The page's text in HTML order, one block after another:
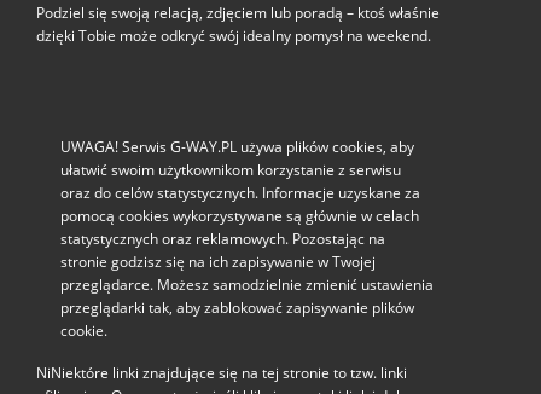
Podziel się swoją relacją, zdjęciem lub poradą – ktoś właśnie
dzięki Tobie może odkryć swój idealny pomysł na weekend.
UWAGA! Serwis G-WAY.PL używa plików cookies, aby
ułatwić swoim użytkownikom korzystanie z serwisu
oraz do celów statystycznych. Informacje uzyskane za
pomocą cookies wykorzystywane są głównie w celach
statystycznych oraz reklamowych. Pozostając na
stronie godzisz się na ich zapisywanie w Twojej
przeglądarce. Możesz samodzielnie zmienić ustawienia
przeglądarki tak, aby zablokować zapisywanie plików
cookie.
NiNiektóre linki znajdujące się na tej stronie to tzw. linki